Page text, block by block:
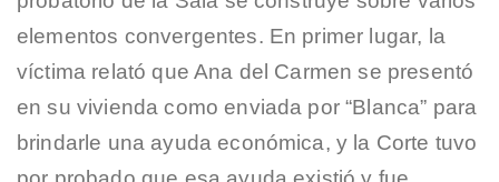
elementos convergentes. En primer lugar, la
víctima relató que Ana del Carmen se presentó
en su vivienda como enviada por “Blanca” para
brindarle una ayuda económica, y la Corte tuvo